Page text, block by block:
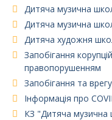
Дитяча музична
Дитяча музична
Дитяча художня
Запобігання
правопорушенням
Запобігання та
Інформація про
КЗ "Дитяча музична